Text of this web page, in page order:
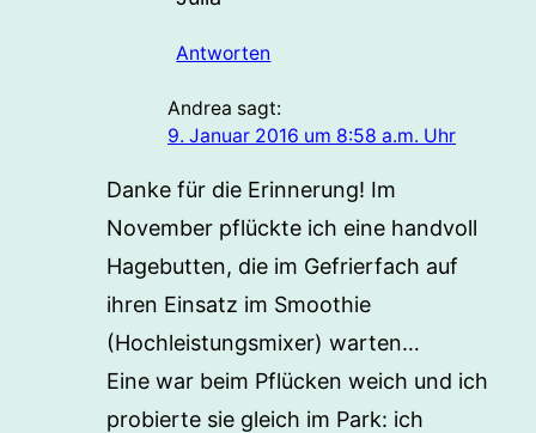
Antworten
Andrea sagt:
9. Januar 2016 um 8:58 a.m. Uhr
Danke für die Erinnerung! Im
November pflückte ich eine handvoll
Hagebutten, die im Gefrierfach auf
ihren Einsatz im Smoothie
(Hochleistungsmixer) warten…
Eine war beim Pflücken weich und ich
probierte sie gleich im Park: ich